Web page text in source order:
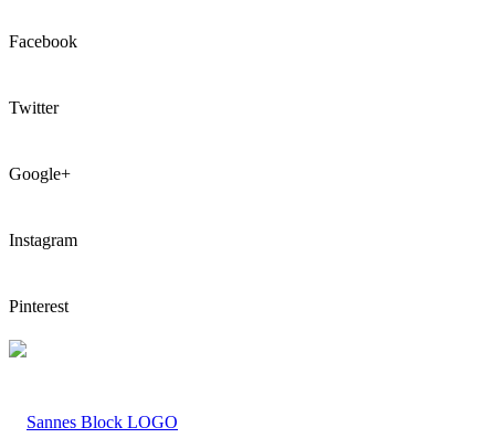
Facebook
Twitter
Google+
Instagram
Pinterest
LOGO